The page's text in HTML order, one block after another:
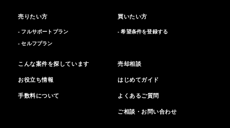
売りたい方
- フルサポートプラン
- セルフプラン
買いたい方
- 希望条件を登録する
こんな案件を探しています
お役立ち情報
手数料について
売却相談
はじめてガイド
よくあるご質問
ご相談・お問い合わせ